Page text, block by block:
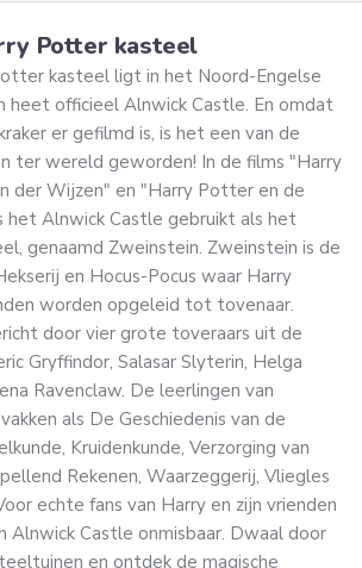
Potter kasteel
kasteel ligt in het Noord-Engelse
heet officieel Alnwick Castle. En omdat
er gefilmd is, is het een van de
ter wereld geworden! In de films "Harry
der Wijzen" en "Harry Potter en de
het Alnwick Castle gebruikt als het
genaamd Zweinstein. Zweinstein is de
en Hocus-Pocus waar Harry
worden opgeleid tot tovenaar.
door vier grote toveraars uit de
Gryffindor, Salasar Slyterin, Helga
Ravenclaw. De leerlingen van
als De Geschiedenis van de
Kruidenkunde, Verzorging van
Rekenen, Waarzeggerij, Vliegles
echte fans van Harry en zijn vrienden
Alnwick Castle onmisbaar. Dwaal door
en ontdek de magische